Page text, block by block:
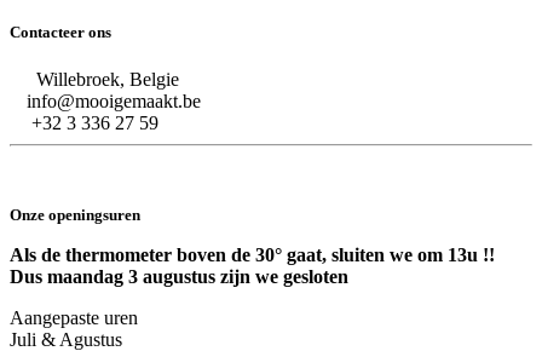
Contacteer ons
Willebroek, Belgie
info@mooigemaakt.be
+32 3 336 27 59
Onze openingsuren
Als de thermometer boven de 30° gaat, sluiten we om 13u !!
Dus maandag 3 augustus zijn we gesloten
Aangepaste uren
Juli & Agustus